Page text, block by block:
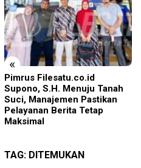
«
Rudenim Pusat Tanjung
Pinang Deportasi 25 Warga
Negara Vietnam
TAG: DITEMUKAN